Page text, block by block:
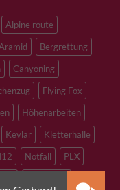
Alpine route
Bergrettung
Canyoning
Flying Fox
Höhenarbeiten
Kevlar
Kletterhalle
Notfall
PLX